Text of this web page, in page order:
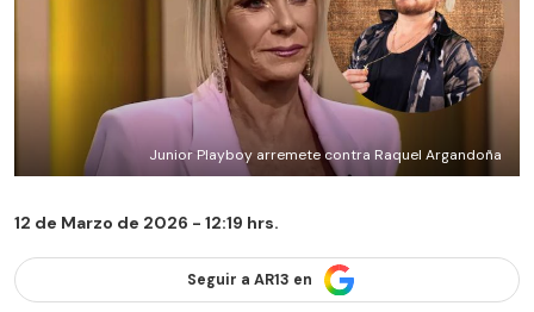
Junior Playboy arremete contra Raquel Argandoña
12 de Marzo de 2026 - 12:19 hrs.
Seguir a AR13 en